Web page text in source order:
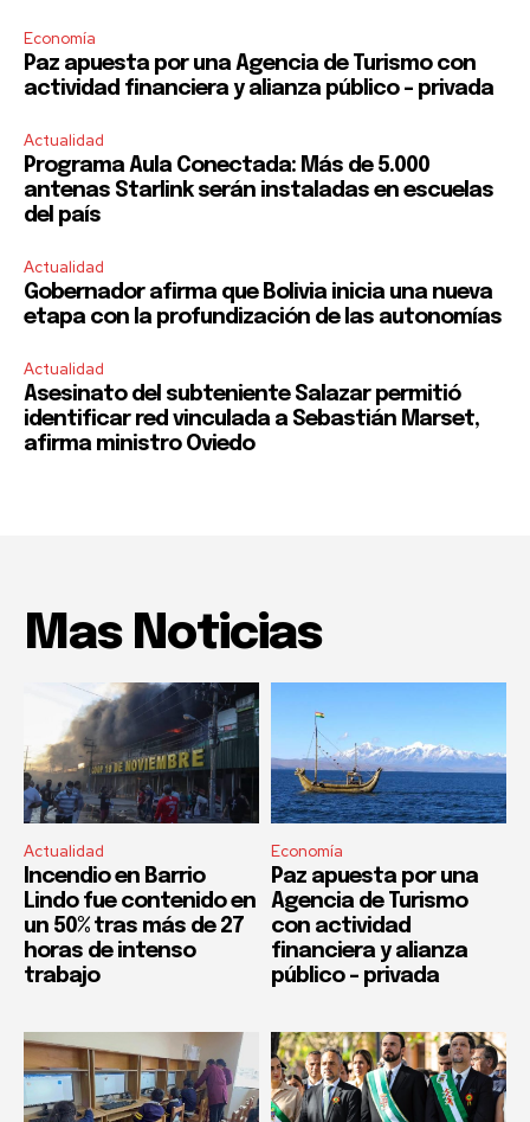
Economía
Paz apuesta por una Agencia de Turismo con
actividad financiera y alianza público – privada
Actualidad
Programa Aula Conectada: Más de 5.000
antenas Starlink serán instaladas en escuelas
del país
Actualidad
Gobernador afirma que Bolivia inicia una nueva
etapa con la profundización de las autonomías
Actualidad
Asesinato del subteniente Salazar permitió
identificar red vinculada a Sebastián Marset,
afirma ministro Oviedo
Mas Noticias
Actualidad
Incendio en Barrio
Lindo fue contenido en
un 50% tras más de 27
horas de intenso
trabajo
Economía
Paz apuesta por una
Agencia de Turismo
con actividad
financiera y alianza
público – privada